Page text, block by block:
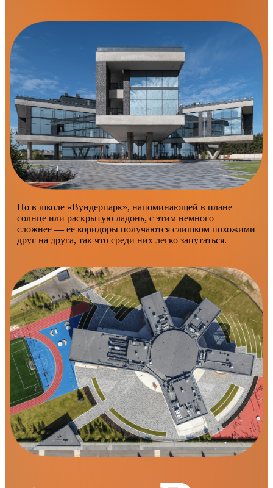
Но в школе «Вундерпарк», напоминающей в плане
солнце или раскрытую ладонь, с этим немного
сложнее — ее коридоры получаются слишком похожими
друг на друга, так что среди них легко запутаться.